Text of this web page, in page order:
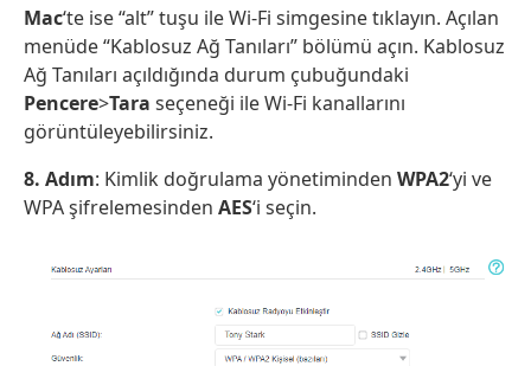
Mac‘te ise “alt” tuşu ile Wi-Fi simgesine tıklayın. Açılan
menüde “Kablosuz Ağ Tanıları” bölümü açın. Kablosuz
Ağ Tanıları açıldığında durum çubuğundaki
Pencere>Tara seçeneği ile Wi-Fi kanallarını
görüntüleyebilirsiniz.
8. Adım: Kimlik doğrulama yönetiminden WPA2‘yi ve
WPA şifrelemesinden AES‘i seçin.